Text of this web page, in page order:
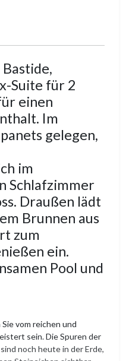
Suite für 2
einen
Im
gelegen,
im
Schlafzimmer
Draußen lädt
Brunnen aus
zum
ein.
Pool und
vom reichen und
sein. Die Spuren der
noch heute in der Erde,